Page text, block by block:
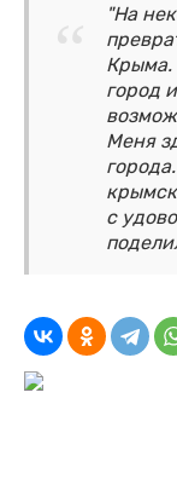
"На
Крыма.
город
Меня
с